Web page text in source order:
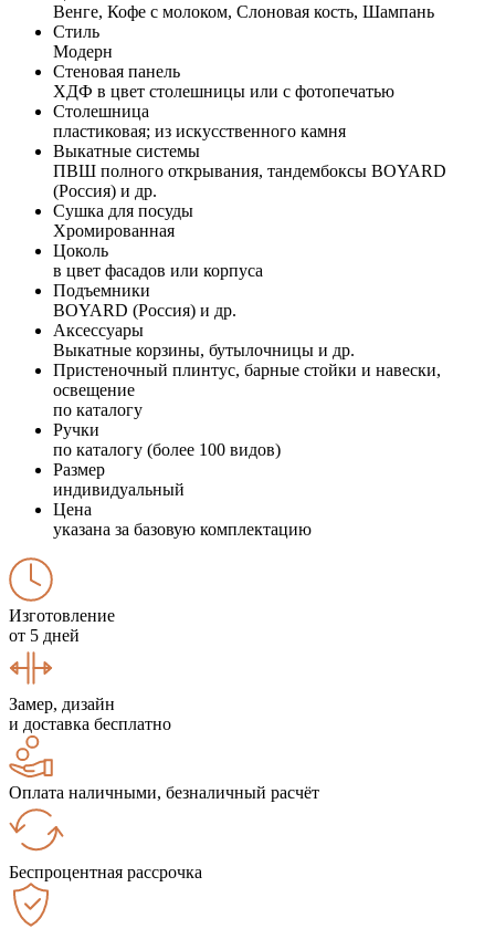
Венге, Кофе с молоком, Слоновая кость, Шампань
Стиль
Модерн
Стеновая панель
ХДФ в цвет столешницы или с фотопечатью
Столешница
пластиковая; из искусственного камня
Выкатные системы
ПВШ полного открывания, тандембоксы BOYARD
(Россия) и др.
Сушка для посуды
Хромированная
Цоколь
в цвет фасадов или корпуса
Подъемники
BOYARD (Россия) и др.
Аксессуары
Выкатные корзины, бутылочницы и др.
Пристеночный плинтус, барные стойки и навески,
освещение
по каталогу
Ручки
по каталогу (более 100 видов)
Размер
индивидуальный
Цена
указана за базовую комплектацию
Изготовление
от 5 дней
Замер, дизайн
и доставка бесплатно
Оплата наличными, безналичный расчёт
Беспроцентная рассрочка